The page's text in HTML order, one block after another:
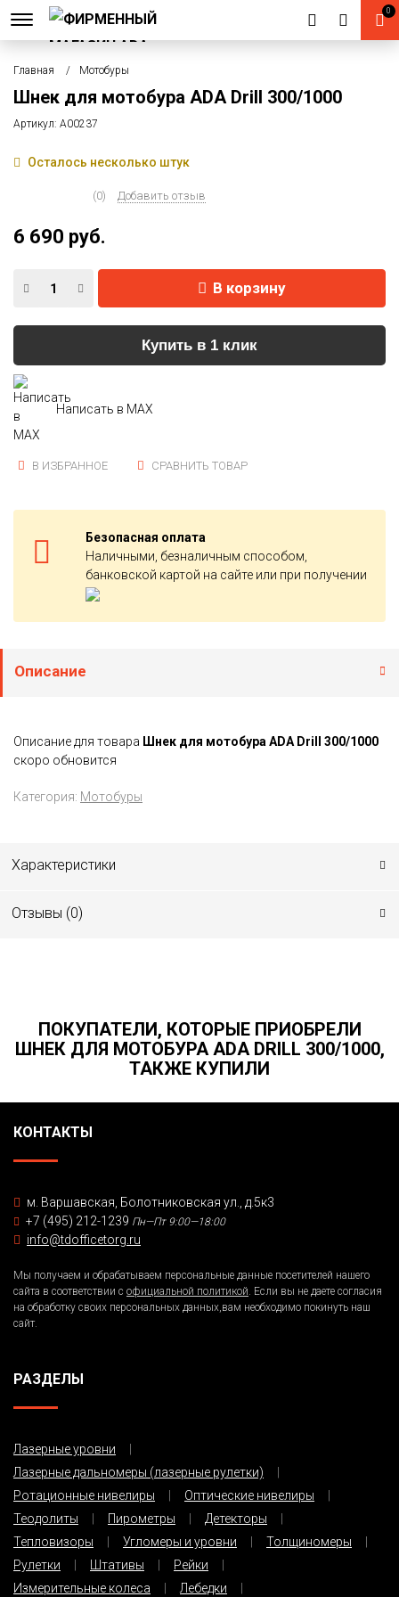
0
Главная Мотобуры
Шнек для мотобура ADA Drill 300/1000
Артикул: А00237
Осталось несколько штук
(0) Добавить отзыв
6 690 руб.
В корзину
Купить в 1 клик
Написать в MAX
В ИЗБРАННОЕ СРАВНИТЬ ТОВАР
Безопасная оплата
Наличными, безналичным способом,
банковской картой на сайте или при получении
Описание
Описание для товара Шнек для мотобура ADA Drill 300/1000
скоро обновится
Категория: Мотобуры
Характеристики
Отзывы (0)
ПОКУПАТЕЛИ, КОТОРЫЕ ПРИОБРЕЛИ
ШНЕК ДЛЯ МОТОБУРА ADA DRILL 300/1000,
ТАКЖЕ КУПИЛИ
КОНТАКТЫ
м. Варшавская, Болотниковская ул., д.5к3
+7 (495) 212-1239 Пн—Пт 9:00—18:00
info@tdofficetorg.ru
Мы получаем и обрабатываем персональные данные посетителей нашего
сайта в соответствии с официальной политикой. Если вы не даете согласия
на обработку своих персональных данных,вам необходимо покинуть наш
сайт.
РАЗДЕЛЫ
Лазерные уровни
Лазерные дальномеры (лазерные рулетки)
Ротационные нивелиры
Оптические нивелиры
Теодолиты
Пирометры
Детекторы
Тепловизоры
Угломеры и уровни
Толщиномеры
Рулетки
Штативы
Рейки
Измерительные колеса
Лебедки